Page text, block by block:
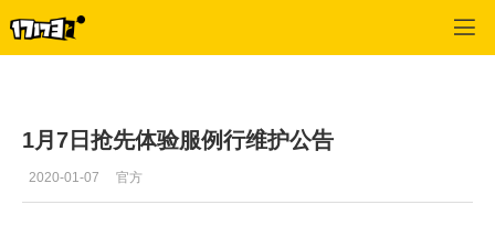
1月7日抢先体验服例行维护公告
2020-01-07 官方